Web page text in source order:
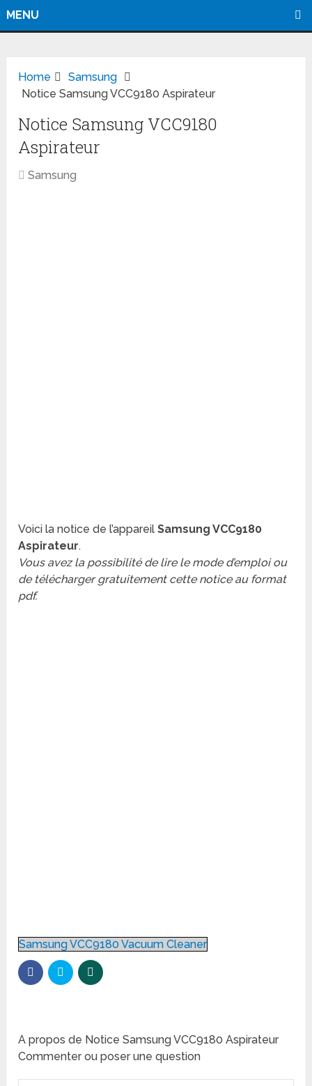
MENU
Home
Samsung
Notice Samsung VCC9180 Aspirateur
Notice Samsung VCC9180
Aspirateur
Samsung
Voici la notice de l’appareilSamsung VCC9180
Aspirateur.
Vous avez la possibilité de lire le mode d’emploi ou
de télécharger gratuitement cette notice au format
pdf.
Samsung VCC9180 Vacuum Cleaner
A propos de Notice Samsung VCC9180 Aspirateur
Commenter ou poser une question